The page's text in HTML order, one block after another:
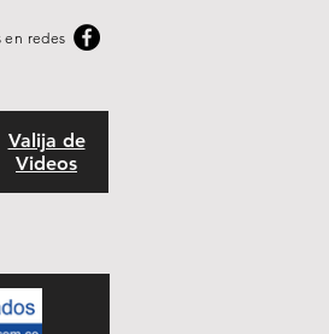
en redes
Valija de
Videos